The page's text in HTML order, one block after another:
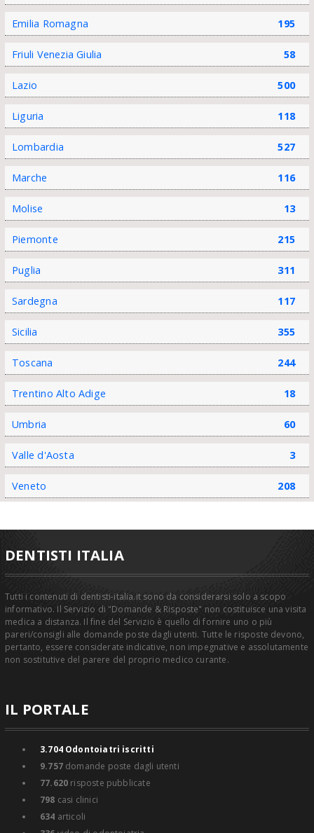
Emilia Romagna 195
Friuli Venezia Giulia 58
Lazio 500
Liguria 118
Lombardia 527
Marche 116
Molise 13
Piemonte 215
Puglia 311
Sardegna 117
Sicilia 355
Toscana 244
Trentino Alto Adige 18
Umbria 60
Valle d'Aosta 3
Veneto 208
DENTISTI ITALIA
Tutti i contenuti di dentisti-italia.it sono da considerarsi solo a scopo
informativo. Il Servizio di "Domande & Risposte" non costituisce una visita
medica a distanza. Il fine del Servizio è quello di fornire uno o più
pareri/consigli alle domande poste dagli utenti. Tutte le risposte devono,
pertanto, essere considerate indicative, non impegnative e assolutamente
non sostitutive del parere del proprio medico curante.
IL PORTALE
3.704Odontoiatri iscritti
9.757domande poste dagli utenti
77.620 risposte pubblicate
798 casi clinici
634 articoli